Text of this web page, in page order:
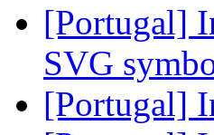
[Portugal]
SVG
[Portugal]